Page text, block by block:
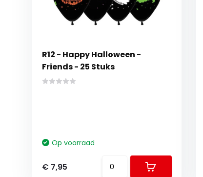
R12 - Happy Halloween -
Friends - 25 Stuks
Op voorraad
€ 7,95